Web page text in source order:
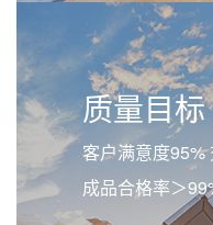
质量目标
客户满意度95%
成品合格率＞